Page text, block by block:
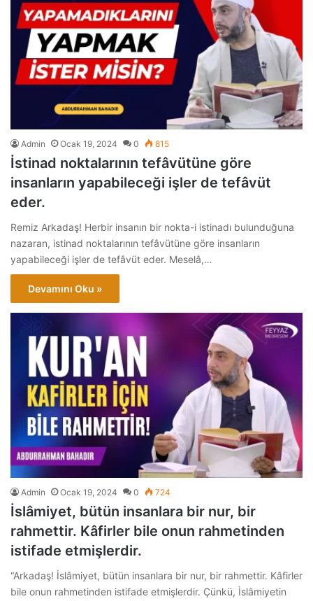
Admin Ocak 19, 2024 0 815
İstinad noktalarının tefâvütüne göre
insanların yapabileceği işler de tefâvüt
eder.
Remiz Arkadaş! Herbir insanın bir nokta-i istinadı bulunduğuna
nazaran, istinad noktalarının tefâvütüne göre insanların
yapabileceği işler de tefâvüt eder. Meselâ,…
Devamını Oku »
Admin Ocak 19, 2024 0 724
İslâmiyet, bütün insanlara bir nur, bir
rahmettir. Kâfirler bile onun rahmetinden
istifade etmişlerdir.
“Arkadaş! İslâmiyet, bütün insanlara bir nur, bir rahmettir. Kâfirler
bile onun rahmetinden istifade etmişlerdir. Çünkü, İslâmiyetin